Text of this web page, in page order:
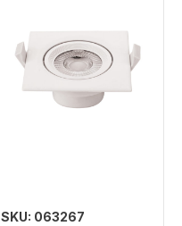
SKU: 063267